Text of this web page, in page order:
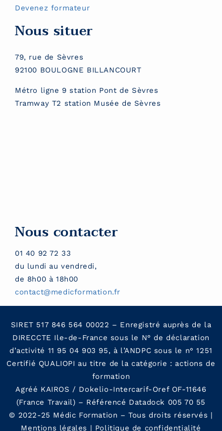
Devenez formateur
Nous situer
79, rue de Sèvres
92100 BOULOGNE BILLANCOURT
Métro ligne 9 station Pont de Sèvres
Tramway T2 station Musée de Sèvres
Nous contacter
01 40 92 72 33
du lundi au vendredi,
de 8h00 à 18h00
contact@medicformation.fr
SIRET 517 846 564 00022 – Enregistré auprès de la
DIRECCTE Ile-de-France sous le N° de déclaration
d’activité 11 95 04 903 95, à l’ANDPC sous le n° 1251
Certifié QUALIOPI au titre de la catégorie : actions de
formation
Agréé KAIROS / Dokelio-Intercarif-Oref OF-11646
(France Travail) – Référencé Datadock 005 70 55
© 2022-25 Médic Formation – Tous droits réservés |
Mentions légales | Politique de confidentialité